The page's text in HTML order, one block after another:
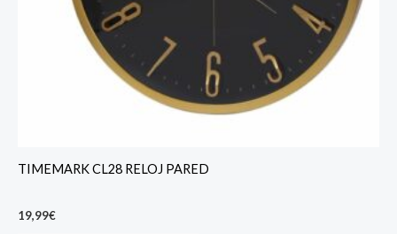
TIMEMARK CL28 RELOJ PARED
19,99€